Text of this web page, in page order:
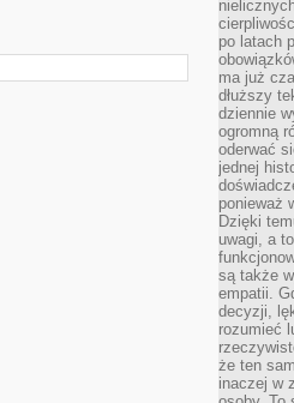
po latach
ma już
dłuższy
dziennie
ogromną
oderwać
jednej
ponieważ
Dzięki
uwagi, a
są także
empatii.
decyzji,
rozumieć
że ten
inaczej w